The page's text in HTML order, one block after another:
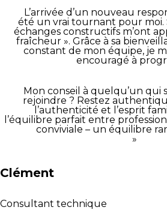
L’arrivée d’un nouveau
été un vrai tournant pour moi.
échanges constructifs m’ont
fraîcheur ». Grâce à sa
constant de mon équipe, je
encouragé à
Mon conseil à quelqu’un qui
rejoindre ? Restez
l’authenticité et l’esprit
l’équilibre parfait entre
conviviale – un équilibre
»
Clément
Consultant technique